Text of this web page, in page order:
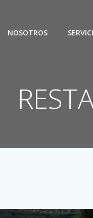
NOSOTROS